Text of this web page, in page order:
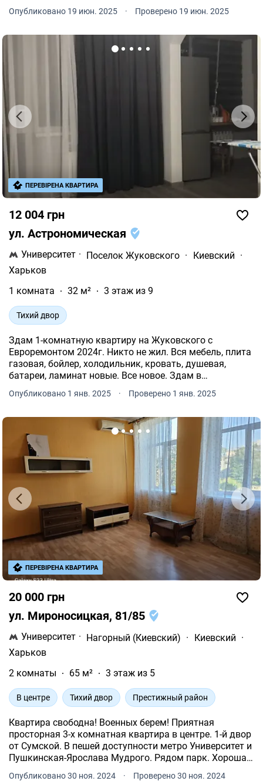
Опубликовано 19 июн. 2025 · Проверено 19 июн. 2025
12 004 грн
ул. Астрономическая
Университет · Поселок Жуковского · Киевский ·
Харьков
1 комната
32 м² 3 этаж из 9
Тихий двор
Здам 1-комнатную квартиру на Жуковского с
Евроремонтом 2024г. Никто не жил. Вся мебель, плита
газовая, бойлер, холодильник, кровать, душевая,
батареи, ламинат новые. Все новое. Здам в
долгосрочную аренду порядочным людям. Площадь
квартиры 32 кв. метра. Застекленный балкон. Удобная
Опубликовано 1 янв. 2025 · Проверено 1 янв. 2025
ПЕРЕВІРЕНА КВАРТИРА
20 000 грн
ул. Мироносицкая, 81/85
Университет · Нагорный (Киевский) · Киевский ·
Харьков
2 комнаты
65 м² 3 этаж из 5
В центре Тихий двор Престижный район
Квартира свободна! Военных берем! Приятная
просторная 3-х комнатная квартира в центре. 1-й двор
от Сумской. В пешей доступности метро Университет и
Пушкинская-Ярослава Мудрого. Рядом парк. Хорошая
Опубликовано 30 ноя. 2024 · Проверено 30 ноя. 2024
ПЕРЕВІРЕНА КВАРТИРА